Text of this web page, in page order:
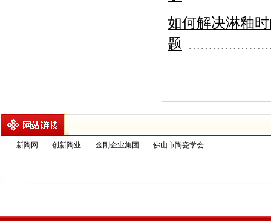
如何解决淋釉
题
新陶网 创新陶业 金刚企业集团 佛山市陶瓷学会